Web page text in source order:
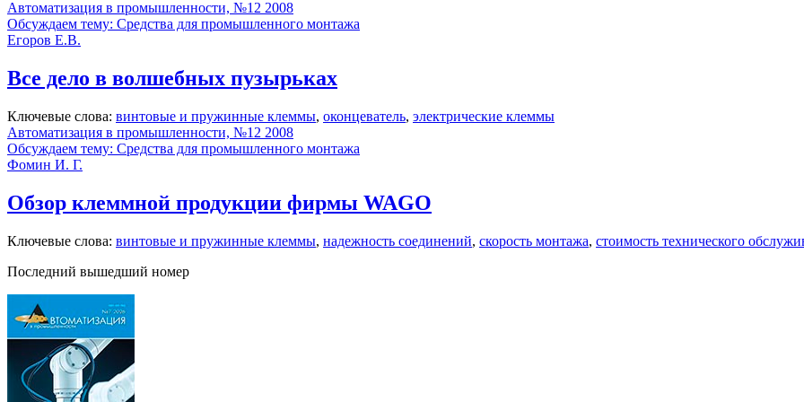
Автоматизация в промышленности, №12 2008
Обсуждаем тему: Средства для промышленного монтажа
Егоров Е.В.
Все дело в волшебных пузырьках
Ключевые слова: винтовые и пружинные клеммы, оконцеватель, электрические клеммы
Автоматизация в промышленности, №12 2008
Обсуждаем тему: Средства для промышленного монтажа
Фомин И. Г.
Обзор клеммной продукции фирмы WAGO
Ключевые слова: винтовые и пружинные клеммы, надежность соединений, скорость монтажа, стоимость технического
Последний вышедший номер